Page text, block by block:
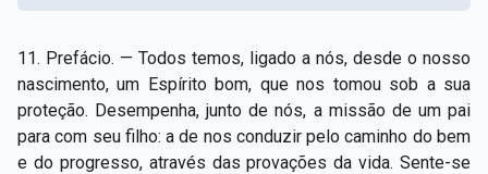
escolhidos
▸
Capítulo XIX — A fé transporta montanhas ▸
Capítulo XX — Os trabalhadores da última hora ▸
11. Prefácio. — Todos temos, ligado a nós, desde o nosso
nascimento, um Espírito bom, que nos tomou sob a sua
proteção. Desempenha, junto de nós, a missão de um pai
para com seu filho: a de nos conduzir pelo caminho do bem
e do progresso, através das provações da vida. Sente-se